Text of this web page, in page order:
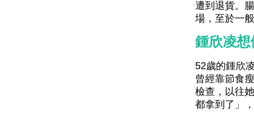
遭到退貨。
場，至於一
鍾欣凌
52歲的鍾欣
曾經靠節食
檢查，以往
都拿到了」